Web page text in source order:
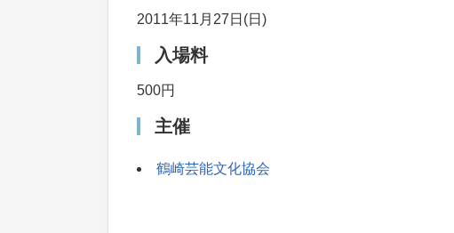
2011年11月27日(日)
入場料
500円
主催
鶴崎芸能文化協会